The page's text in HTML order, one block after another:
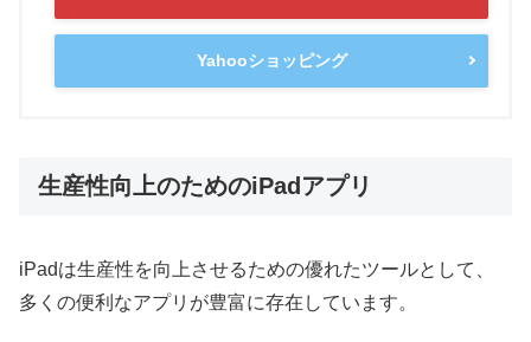
Yahooショッピング
生産性向上のためのiPadアプリ
iPadは生産性を向上させるための優れたツールとして、
多くの便利なアプリが豊富に存在しています。